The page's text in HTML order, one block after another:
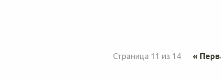
Страница 11 из 14 «